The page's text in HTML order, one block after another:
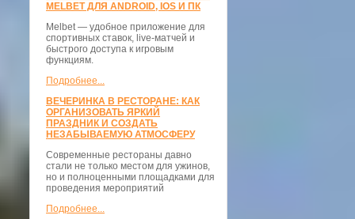
MELBET ДЛЯ ANDROID, IOS И ПК
Melbet — удобное приложение для
спортивных ставок, live-матчей и
быстрого доступа к игровым
функциям.
Подробнее...
ВЕЧЕРИНКА В РЕСТОРАНЕ: КАК
ОРГАНИЗОВАТЬ ЯРКИЙ
ПРАЗДНИК И СОЗДАТЬ
НЕЗАБЫВАЕМУЮ АТМОСФЕРУ
Современные рестораны давно
стали не только местом для ужинов,
но и полноценными площадками для
проведения мероприятий
Подробнее...